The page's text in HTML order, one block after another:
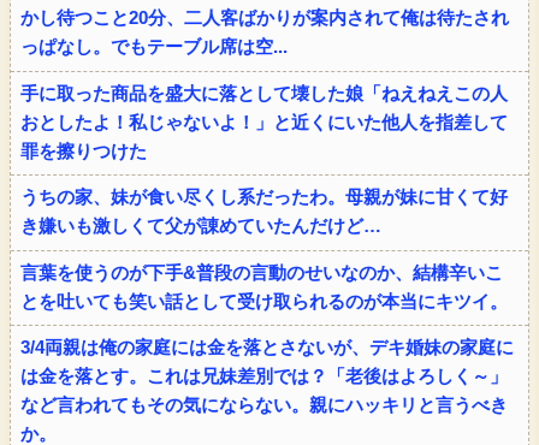
かし待つこと20分、二人客ばかりが案内されて俺は待たされ
っぱなし。でもテーブル席は空...
手に取った商品を盛大に落として壊した娘「ねえねえこの人
おとしたよ！私じゃないよ！」と近くにいた他人を指差して
罪を擦りつけた
うちの家、妹が食い尽くし系だったわ。母親が妹に甘くて好
き嫌いも激しくて父が諌めていたんだけど…
言葉を使うのが下手&普段の言動のせいなのか、結構辛いこ
とを吐いても笑い話として受け取られるのが本当にキツイ。
3/4両親は俺の家庭には金を落とさないが、デキ婚妹の家庭に
は金を落とす。これは兄妹差別では？「老後はよろしく～」
など言われてもその気にならない。親にハッキリと言うべき
か。